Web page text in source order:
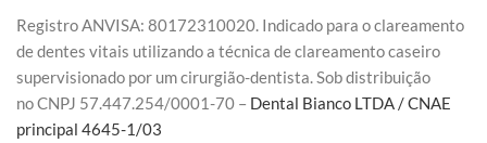
Registro ANVISA: 80172310020. Indicado para o clareamento
de dentes vitais utilizando a técnica de clareamento caseiro
supervisionado por um cirurgião-dentista. Sob distribuição
no CNPJ 57.447.254/0001-70 – Dental Bianco LTDA / CNAE
principal 4645-1/03